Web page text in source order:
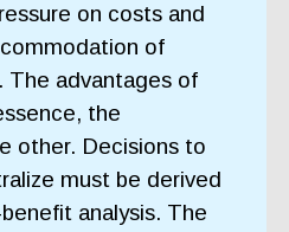
on costs and
of
The advantages of
the
other. Decisions to
must be derived
analysis. The